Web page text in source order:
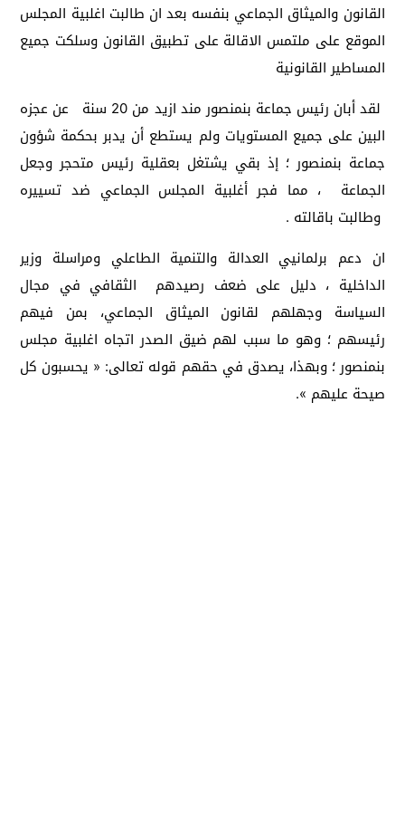
القانون والميثاق الجماعي بنفسه بعد ان طالبت اغلبية المجلس
الموقع على ملتمس الاقالة على تطبيق القانون وسلكت جميع
المساطير القانونية
لقد أبان رئيس جماعة بنمنصور مند ازيد من 20 سنة عن عجزه
البين على جميع المستويات ولم يستطع أن يدبر بحكمة شؤون
جماعة بنمنصور ؛ إذ بقي يشتغل بعقلية رئيس متحجر وجعل
الجماعة ، مما فجر أغلبية المجلس الجماعي ضد تسييره
وطالبت باقالته .
ان دعم برلمانيي العدالة والتنمية الطاعلي ومراسلة وزير
الداخلية ، دليل على ضعف رصيدهم الثقافي في مجال
السياسة وجهلهم لقانون الميثاق الجماعي، بمن فيهم
رئيسهم ؛ وهو ما سبب لهم ضيق الصدر اتجاه اغلبية مجلس
بنمنصور ؛ وبهذا، يصدق في حقهم قوله تعالى: « يحسبون كل
صيحة عليهم ».